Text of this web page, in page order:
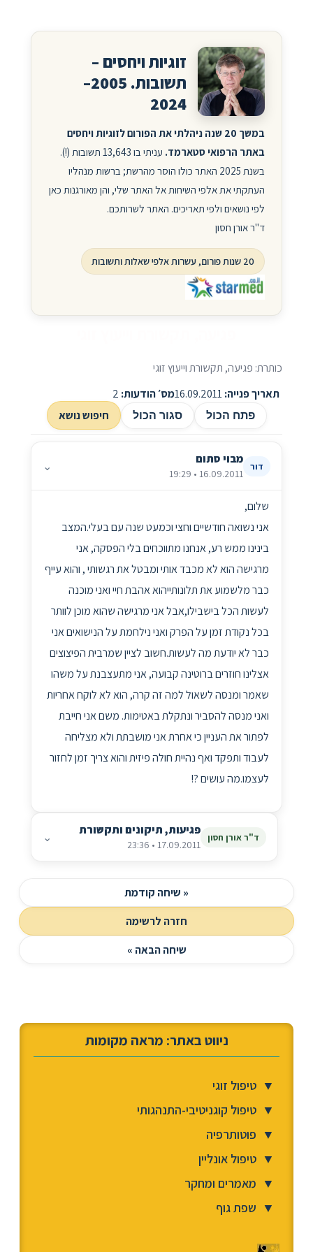
זוגיות ויחסים –
תשובות. 2005–
2024
במשך 20 שנה ניהלתי את הפורום לזוגיות ויחסים
באתר הרפואי סטארמד.
עניתי בו 13,643 תשובות (!).
בשנת 2025 האתר כולו הוסר מהרשת; ברשות מנהליו
העתקתי את אלפי השיחות אל האתר שלי, והן מאורגנות כאן
לפי נושאים ולפי תאריכים. האתר לשרותכם.
ד"ר אורן חסון
20 שנות פורום, עשרות אלפי שאלות ותשובות
כותרת: פגיעה, תקשורת וייעוץ זוגי
תאריך פנייה:
מס׳ הודעות:
פתח הכול סגור הכול חיפוש נושא
דור מבוי סתום
16.09.2011 • 19:29
⌄
שלום,
אני נשואה חודשיים וחצי וכמעט שנה עם בעלי.המצב
בינינו ממש רע, אנחנו מתווכחים בלי הפסקה, אני
מרגישה הוא לא מכבד אותי ומבטל את רגשותי , והוא עייף
כבר מלשמוע את תלונותייהוא אהבת חיי ואני מוכנה
לעשות הכל בישבילו,אבל אני מרגישה שהוא מוכן לוותר
בכל נקודת זמן על הפרק ואני נילחמת על הנישואים אני
כבר לא יודעת מה לעשות.חשוב לציין שמרבית הפיצוצים
אצלינו חוזרים ברוטינה קבועה, אני מתעצבנת על משהו
שאמר ומנסה לשאול למה זה קרה, הוא לא לוקח אחריות
ואני מנסה להסביר ונתקלת באטימות. משם אני חייבת
לפתור את העניין כי אחרת אני מושבתת ולא מצליחה
לעבוד ותפקד ואף נהיית חולה פיזית והוא צריך זמן לחזור
לעצמו.מה עושים ?!
ד"ר אורן חסון פגיעות, תיקונים ותקשורת
17.09.2011 • 23:36
⌄
« שיחה קודמת
חזרה לרשימה
שיחה הבאה »
ניווט באתר: מראה מקומות
▼ טיפול זוגי
▼ טיפול קוגניטיבי-התנהגותי
▼ פוטותרפיה
▼ טיפול אונליין
▼ מאמרים ומחקר
▼ שפת גוף